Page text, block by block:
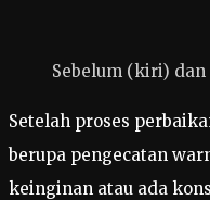
Sebelum (kiri)
Setelah proses
berupa pengecatan
keinginan atau ada